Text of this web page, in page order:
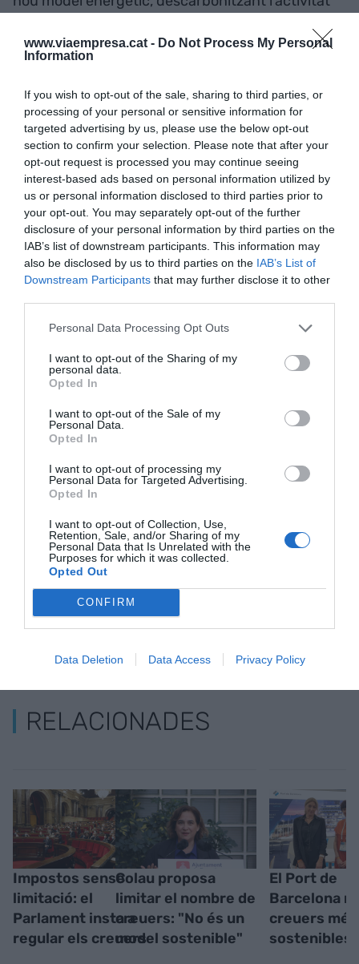
www.viaempresa.cat - Do Not Process My Personal
Information
If you wish to opt-out of the sale, sharing to third parties, or
processing of your personal or sensitive information for
targeted advertising by us, please use the below opt-out
section to confirm your selection. Please note that after your
opt-out request is processed you may continue seeing
interest-based ads based on personal information utilized by
us or personal information disclosed to third parties prior to
your opt-out. You may separately opt-out of the further
disclosure of your personal information by third parties on the
IAB’s list of downstream participants. This information may
also be disclosed by us to third parties on the IAB’s List of
Downstream Participants that may further disclose it to other
Personal Data Processing Opt Outs
I want to opt-out of the Sharing of my
personal data.
Opted In
I want to opt-out of the Sale of my
Personal Data.
Opted In
I want to opt-out of processing my
Personal Data for Targeted Advertising.
Opted In
I want to opt-out of Collection, Use,
Retention, Sale, and/or Sharing of my
Personal Data that Is Unrelated with the
Purposes for which it was collected.
Opted Out
CONFIRM
Data Deletion Data Access Privacy Policy
incrementant la intermodalitat.
Es tracta d’un sector que factura anualment
1.083 milions d’euros amb una contribució al PIB
català de 562 milions d’euros, més de 9.000 llocs
de treball directes i indirectes; unes rendes fiscals
generades de 206 milions per impostos estatals i
autonòmics, i 1,6 milions d’euros provinents de la
recaptació de la taxa turística. A més, el 73% de
l’impacte econòmic dels creuers en termes de
facturació es queda a la ciutat de Barcelona.
fan visita amb pernoctació a la ciutat, amb una
despesa mitjana per persona de 230 euros per
dia. Malgrat que aquesta porció de creueristes
concentren el 20% de la despesa total realitzada
pels turistes vacacionals a Barcelona.
Afegir
Estigues informat amb les últimes notícies d'actualitat
ACTIVAR ARA
RELACIONADES
Impostos sense
limitació: el
Parlament insta a
regular els creuers
Colau proposa
limitar el nombre de
creuers: "No és un
model sostenible"
El Port de
Barcelona
creuers
sostenibles